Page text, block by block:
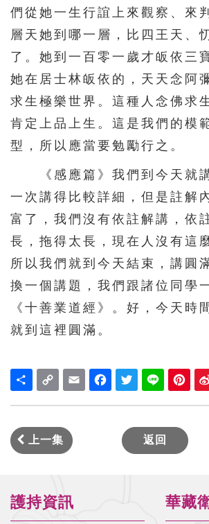
們從她一生行誼上來觀察、來
層天她到哪一層，比四王天、
了。她到一百零一歲才皈依三
她在居士林皈依的，天天念阿
求生極樂世界。這種人念佛求
肯定上品上生。這是我們的模
型，所以應當要勉勵行之。
《感應篇》我們到今天就
一次講得比較詳細，但是註解
富了，我們沒有依註解講，依
長，拖得太長，現在人沒有這
所以我們就到今天結束，講圓
換一個講題，我們跟諸位同學
《十善業道經》。好，今天時
就到這裡圓滿。
Share
Link
Email FacebookTwitter Line
上一集 返回
護持資訊 華藏